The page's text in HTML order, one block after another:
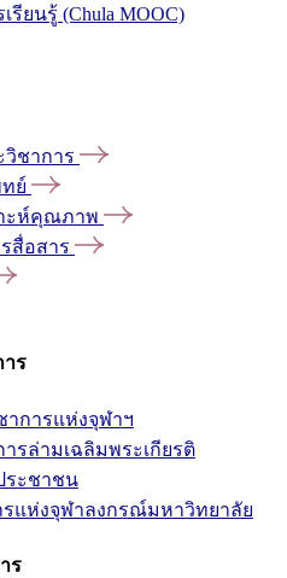
ยนรู้ (Chula MOOC)
ชาการ
ย์
ะห์คุณภาพ
สื่อสาร
ร
การแห่งจุฬาฯ
รล่ามเฉลิมพระเกียรติ
ระชาชน
แห่งจุฬาลงกรณ์มหาวิทยาลัย
ร